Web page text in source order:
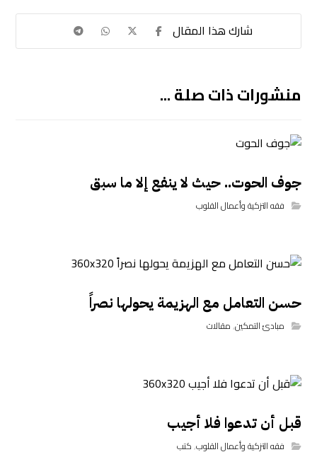
منشورات ذات صلة ...
جوف الحوت.. حيث لا ينفع إلا ما سبق
فقه التزكية وأعمال القلوب
حسن التعامل مع الهزيمة يحولها نصراً
مبادئ التمكين,مقالات
قبل أن تدعوا فلا أجيب
فقه التزكية وأعمال القلوب,كتب